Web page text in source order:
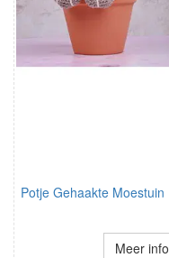
Potje Gehaakte Moestuin
Meer info